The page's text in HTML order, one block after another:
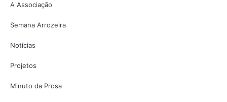
A Associação
Semana Arrozeira
Notícias
Projetos
Minuto da Prosa